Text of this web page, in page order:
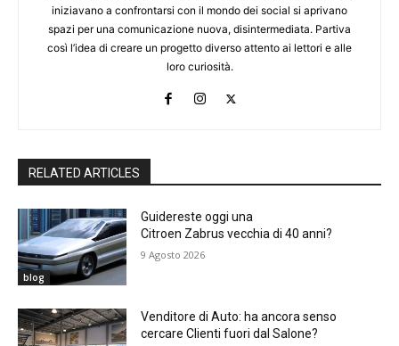
iniziavano a confrontarsi con il mondo dei social si aprivano
spazi per una comunicazione nuova, disintermediata. Partiva
così l’idea di creare un progetto diverso attento ai lettori e alle
loro curiosità.
RELATED ARTICLES
blog
Guidereste oggi una
Citroen Zabrus vecchia di 40 anni?
9 Agosto 2026
Venditore di Auto: ha ancora senso
cercare Clienti fuori dal Salone?